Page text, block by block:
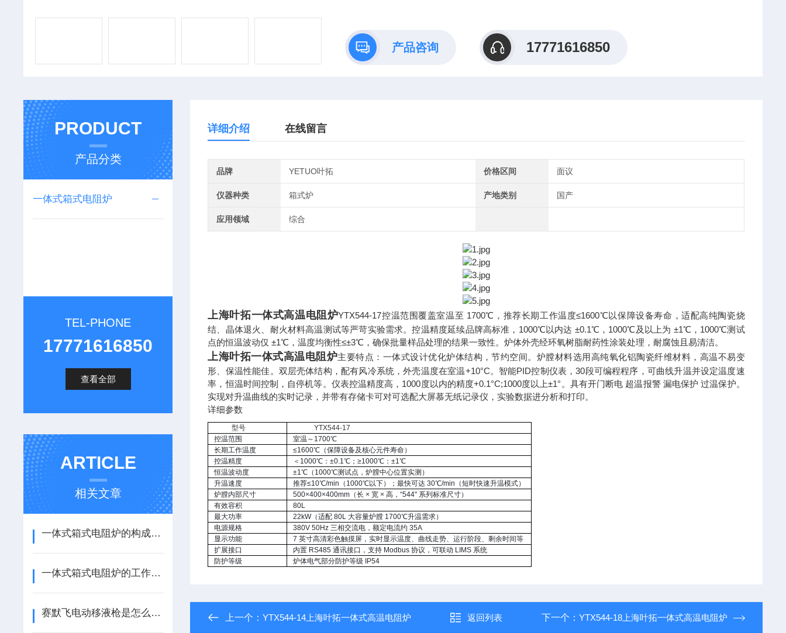
产品咨询 17771616850
PRODUCT
产品分类
一体式箱式电阻炉
TEL-PHONE
17771616850
查看全部
ARTICLE
相关文章
一体式箱式电阻炉的构成及使用注意事项
一体式箱式电阻炉的工作原理与应用
赛默飞电动移液枪是怎么移取液体的？
详细介绍 在线留言
品牌 YETUO叶拓 价格区间 面议
仪器种类 箱式炉 产地类别 国产
应用领域 综合
上海叶拓一体式高温电阻炉YTX544-17控温范围覆盖室温至 1700℃，推荐长期工作温度≤1600℃以保障设备寿命，适配高纯陶瓷烧
结、晶体退火、耐火材料高温测试等严苛实验需求。控温精度延续品牌高标准，1000℃以内达 ±0.1℃，1000℃及以上为 ±1℃，1000℃测试
点的恒温波动仅 ±1℃，温度均衡性≤±3℃，确保批量样品处理的结果一致性。炉体外壳经环氧树脂耐药性涂装处理，耐腐蚀且易清洁。
上海叶拓一体式高温电阻炉主要特点：一体式设计优化炉体结构，节约空间。炉膛材料选用高纯氧化铝陶瓷纤维材料，高温不易变
形、保温性能佳。双层壳体结构，配有风冷系统，外壳温度在室温+10°C。智能PID控制仪表，30段可编程程序，可曲线升温并设定温度速
率，恒温时间控制，自停机等。仪表控温精度高，1000度以内的精度+0.1°C;1000度以上±1°。具有开门断电 超温报警 漏电保护 过温保护。
实现对升温曲线的实时记录，并带有存储卡可对可选配大屏慕无纸记录仪，实验数据进分析和打印。
详细参数
型号
YTX544-17
控温范围
室温～1700℃
长期工作温度
≤1600℃（保障设备及核心元件寿命）
控温精度
＜1000℃：±0.1℃；≥1000℃：±1℃
恒温波动度
±1℃（1000℃测试点，炉膛中心位置实测）
升温速度
推荐≤10℃/min（1000℃以下）；最快可达 30℃/min（短时快速升温模式）
炉膛内部尺寸
500×400×400mm（长 × 宽 × 高，“544" 系列标准尺寸）
有效容积
80L
最大功率
22kW（适配 80L 大容量炉膛 1700℃升温需求）
电源规格
380V 50Hz 三相交流电，额定电流约 35A
显示功能
7 英寸高清彩色触摸屏，实时显示温度、曲线走势、运行阶段、剩余时间等
扩展接口
内置 RS485 通讯接口，支持 Modbus 协议，可联动 LIMS 系统
防护等级
炉体电气部分防护等级 IP54
上一个：YTX544-14上海叶拓一体式高温电阻炉 返回列表 下一个： YTX544-18上海叶拓一体式高温电阻炉